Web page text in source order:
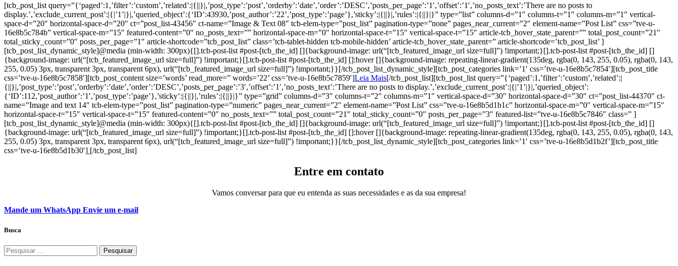
[tcb_post_list query=”{‘paged’:1,’filter’:’custom’,’related’:|{||}|,’post_type’:’post’,’orderby’:’date’,’order’:’DESC’,’posts_per_page’:’1′,’offset’:’1′,’no_posts_text’:’There are no posts to
display.’,’exclude_current_post’:|{|’1’|}|,’queried_object’:{‘ID’:43930,’post_author’:’22’,’post_type’:’page’},’sticky’:|{||}|,’rules’:|{||}|}” type=”list” columns-d=”1″ columns-t=”1″ columns-m=”1″ vertical-
space-d=”20″ horizontal-space-d=”20″ ct=”post_list-43456″ ct-name=”Image & Text 08″ tcb-elem-type=”post_list” pagination-type=”none” pages_near_current=”2″ element-name=”Post List” css=”tve-u-
16e8b5c784b” vertical-space-m=”15″ featured-content=”0″ no_posts_text=”” horizontal-space-m=”0″ horizontal-space-t=”15″ vertical-space-t=”15″ article-tcb_hover_state_parent=”” total_post_count=”21″
total_sticky_count=”0″ posts_per_page=”1″ article-shortcode=”tcb_post_list” class=’tcb-tablet-hidden tcb-mobile-hidden’ article-tcb_hover_state_parent=” article-shortcode=’tcb_post_list’ ]
[tcb_post_list_dynamic_style]@media (min-width: 300px){[].tcb-post-list #post-[tcb_the_id] []{background-image: url(“[tcb_featured_image_url size=full]”) !important;}[].tcb-post-list #post-[tcb_the_id] []
{background-image: url(“[tcb_featured_image_url size=full]”) !important;}[].tcb-post-list #post-[tcb_the_id] []:hover []{background-image: repeating-linear-gradient(135deg, rgba(0, 143, 255, 0.05), rgba(0, 143,
255, 0.05) 3px, transparent 3px, transparent 6px), url(“[tcb_featured_image_url size=full]”) !important;}}[/tcb_post_list_dynamic_style][tcb_post_categories link=’1′ css=’tve-u-16e8b5c7854′][tcb_post_title
css=’tve-u-16e8b5c7858′][tcb_post_content size=’words’ read_more=” words=’22’ css=’tve-u-16e8b5c7859′]Leia Mais[/tcb_post_list][tcb_post_list query=”{‘paged’:1,’filter’:’custom’,’related’:|
{||}|,’post_type’:’post’,’orderby’:’date’,’order’:’DESC’,’posts_per_page’:’3′,’offset’:’1′,’no_posts_text’:’There are no posts to display.’,’exclude_current_post’:|{|’1’|}|,’queried_object’:
{‘ID’:112,’post_author’:’1′,’post_type’:’page’},’sticky’:|{||}|,’rules’:|{||}|}” type=”grid” columns-d=”3″ columns-t=”2″ columns-m=”1″ vertical-space-d=”30″ horizontal-space-d=”30″ ct=”post_list-44370″ ct-
name=”Image and text 14″ tcb-elem-type=”post_list” pagination-type=”numeric” pages_near_current=”2″ element-name=”Post List” css=”tve-u-16e8b5d1b1c” horizontal-space-m=”0″ vertical-space-m=”15″
horizontal-space-t=”15″ vertical-space-t=”15″ featured-content=”0″ no_posts_text=”” total_post_count=”21″ total_sticky_count=”0″ posts_per_page=”3″ featured-list=”tve-u-16e8b5c7846″ class=” ]
[tcb_post_list_dynamic_style]@media (min-width: 300px){[].tcb-post-list #post-[tcb_the_id] []{background-image: url(“[tcb_featured_image_url size=full]”) !important;}[].tcb-post-list #post-[tcb_the_id] []
{background-image: url(“[tcb_featured_image_url size=full]”) !important;}[].tcb-post-list #post-[tcb_the_id] []:hover []{background-image: repeating-linear-gradient(135deg, rgba(0, 143, 255, 0.05), rgba(0, 143,
255, 0.05) 3px, transparent 3px, transparent 6px), url(“[tcb_featured_image_url size=full]”) !important;}}[/tcb_post_list_dynamic_style][tcb_post_categories link=’1′ css=’tve-u-16e8b5d1b2f’][tcb_post_title
css=’tve-u-16e8b5d1b30′] [/tcb_post_list]
Entre em contato
Vamos conversar para que eu entenda as suas necessidades e as da sua empresa!
Mande um WhatsApp Envie um e-mail
Busca